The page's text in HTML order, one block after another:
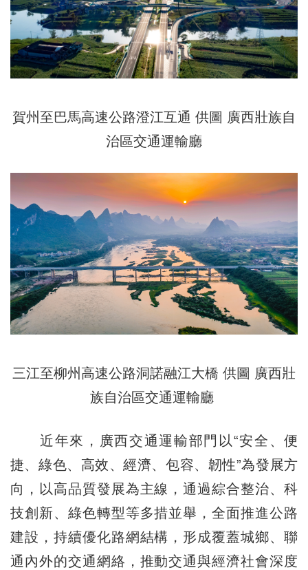
賀州至巴馬高速公路澄江互通 供圖 廣西壯族自
治區交通運輸廳
三江至柳州高速公路洞諾融江大橋 供圖 廣西壯
族自治區交通運輸廳
近年來，廣西交通運輸部門以“安全、便
捷、綠色、高效、經濟、包容、韌性”為發展方
向，以高品質發展為主線，通過綜合整治、科
技創新、綠色轉型等多措並舉，全面推進公路
建設，持續優化路網結構，形成覆蓋城鄉、聯
通內外的交通網絡，推動交通與經濟社會深度